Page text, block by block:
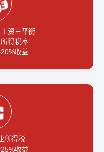
资三平衡
得税率
收益
所得税
收益